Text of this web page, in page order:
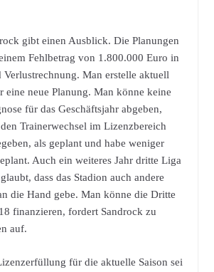
gibt einen Ausblick. Die Planungen
Fehlbetrag von 1.800.000 Euro in
Man erstelle aktuell
eine neue Planung. Man könne keine
für das Geschäftsjahr abgeben,
Trainerwechsel im Lizenzbereich
als geplant und habe weniger
Auch ein weiteres Jahr dritte Liga
dass das Stadion auch andere
die Hand gebe. Man könne die Dritte
finanzieren, fordert Sandrock zu
auf.
für die aktuelle Saison sei